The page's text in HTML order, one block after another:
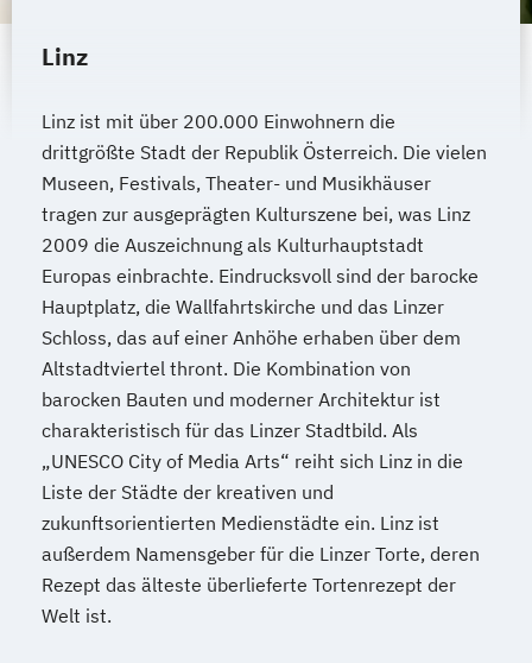
Medienmanagement
Modemanagement
Nachhaltiges Management New Work
Online Marketing
Online Marketing (DE/EN)
Online-Marketing und E-Commerce
Personalentwicklung
Personalmanagement
Personalmanagement (DE/EN) Pflege
Pflegemanagement Pflegepädagogik
Physiotherapie
Product Management (DE/EN)
Produktdesign
Projektmanagement (DE/EN)
Psychologie Public Health
Public Management
Public Management für
Linz
Linz ist mit über 200.000 Einwohnern die
drittgrößte Stadt der Republik Österreich. Die vielen
Museen, Festivals, Theater- und Musikhäuser
tragen zur ausgeprägten Kulturszene bei, was Linz
2009 die Auszeichnung als Kulturhauptstadt
Europas einbrachte. Eindrucksvoll sind der barocke
Hauptplatz, die Wallfahrtskirche und das Linzer
Schloss, das auf einer Anhöhe erhaben über dem
Altstadtviertel thront. Die Kombination von
barocken Bauten und moderner Architektur ist
charakteristisch für das Linzer Stadtbild. Als
„UNESCO City of Media Arts“ reiht sich Linz in die
Liste der Städte der kreativen und
zukunftsorientierten Medienstädte ein. Linz ist
außerdem Namensgeber für die Linzer Torte, deren
Rezept das älteste überlieferte Tortenrezept der
Welt ist.